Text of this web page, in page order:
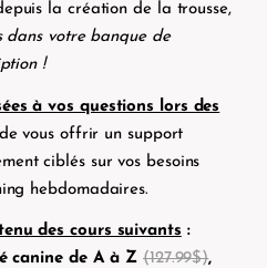
la création de la trousse,
dans votre banque de
!
à vos questions lors des
vous offrir un support
ciblés sur vos besoins
hebdomadaires.
des cours suivants :
canine de A à Z (127.99$),